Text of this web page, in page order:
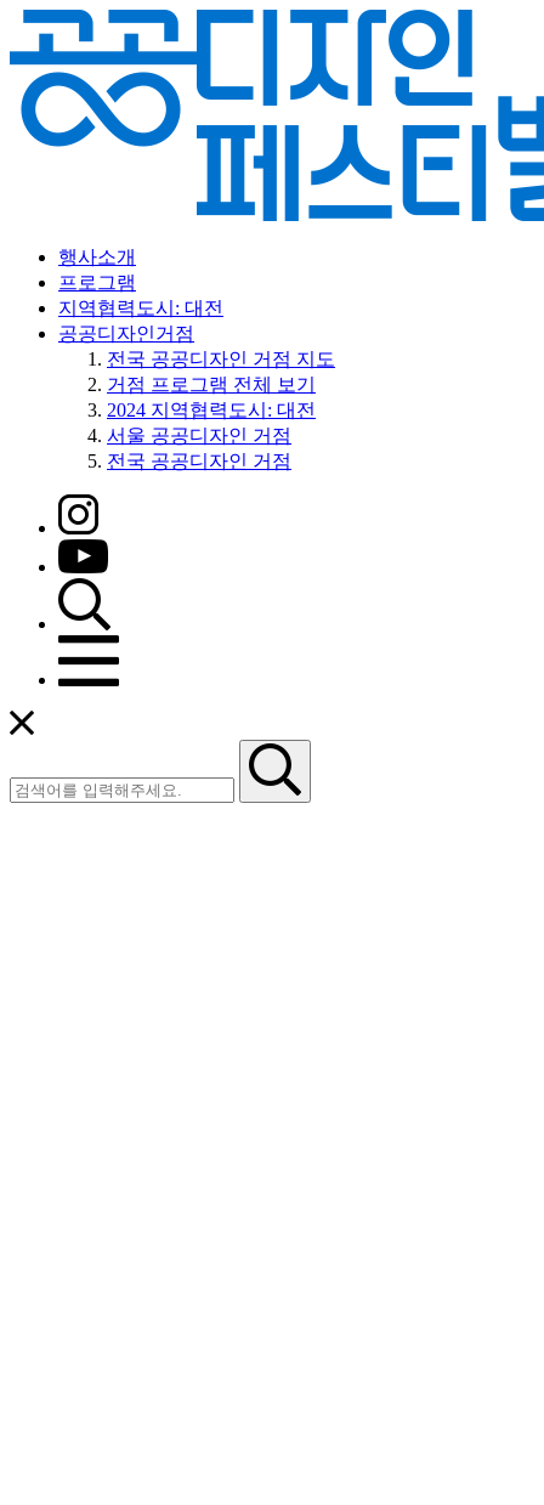
행사소개
프로그램
지역협력도시: 대전
공공디자인거점
전국 공공디자인 거점 지도
거점 프로그램 전체 보기
2024 지역협력도시: 대전
서울 공공디자인 거점
전국 공공디자인 거점